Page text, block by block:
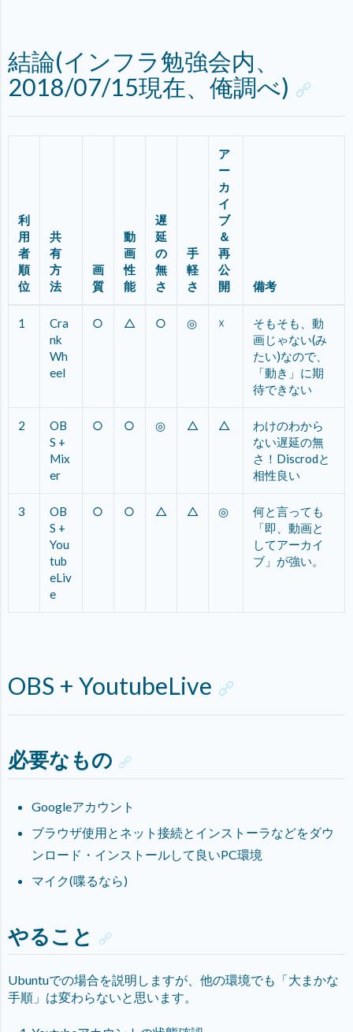
結論(インフラ勉強会内、
2018/07/15現在、俺調べ)
利
用
者
順
位
共
有
方
法
画
質
動
画
性
能
遅
延
の
無
さ
手
軽
さ
ア
ー
カ
イ
ブ
＆
再
公
開
備考
1
Cra
nk
Wh
eel
○ △ ○ ◎ ☓
そもそも、動
画じゃない(み
たい)なので、
「動き」に期
待できない
2
OB
S +
Mix
er
○ ○ ◎ △ △
わけのわから
ない遅延の無
さ！Discrodと
相性良い
3
OB
S +
You
tub
eLiv
e
○ ○ △ △ ◎
何と言っても
「即、動画と
してアーカイ
ブ」が強い。
OBS + YoutubeLive
必要なもの
Googleアカウント
ブラウザ使用とネット接続とインストーラなどをダウ
ンロード・インストールして良いPC環境
マイク(喋るなら)
やること
Ubuntuでの場合を説明しますが、他の環境でも「大まかな
手順」は変わらないと思います。